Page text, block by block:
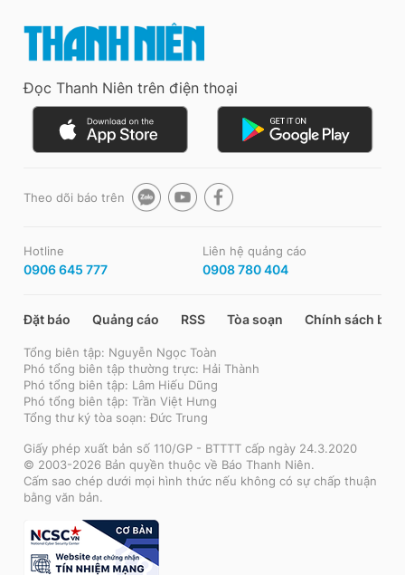
Đọc Thanh Niên trên điện thoại
Theo dõi báo trên
Hotline
0906 645 777
Liên hệ quảng cáo
0908 780 404
Đặt báo Quảng cáo RSS Tòa soạn Chính sách bảo
Tổng biên tập: Nguyễn Ngọc Toàn
Phó tổng biên tập thường trực: Hải Thành
Phó tổng biên tập: Lâm Hiếu Dũng
Phó tổng biên tập: Trần Việt Hưng
Tổng thư ký tòa soạn: Đức Trung
Giấy phép xuất bản số 110/GP - BTTTT cấp ngày 24.3.2020
© 2003-2026 Bản quyền thuộc về Báo Thanh Niên.
Cấm sao chép dưới mọi hình thức nếu không có sự chấp thuận
bằng văn bản.